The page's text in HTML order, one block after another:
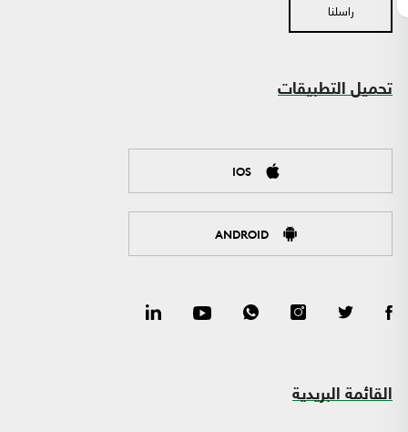
راسلنا
تحميل التطبيقات
IOS
ANDROID
القائمة البريدية